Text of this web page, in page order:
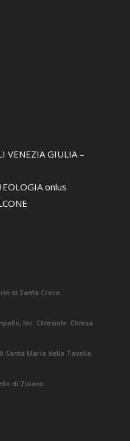
VENEZIA GIULIA –
onlus
di Santa Croce.
loc. Chiesiole. Chiesa
Santa Maria della Tavella.
di Zuiano.